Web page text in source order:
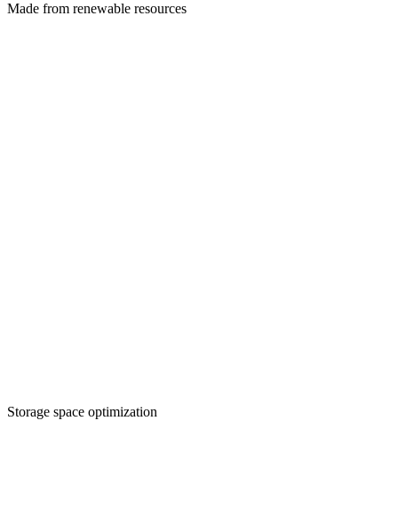
Made from renewable resources
Storage space optimization